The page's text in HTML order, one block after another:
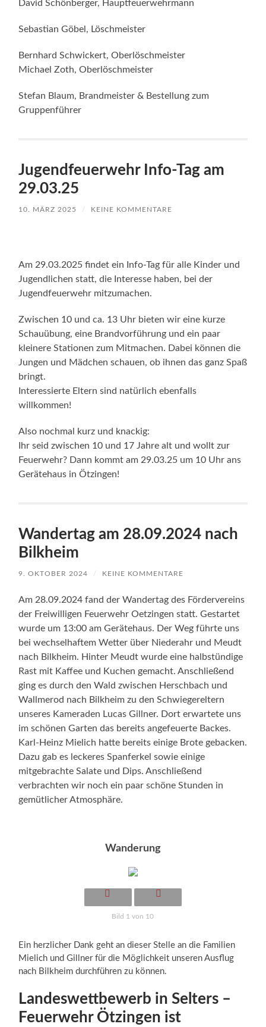
David Schönberger, Hauptfeuerwehrmann
Sebastian Göbel, Löschmeister
Bernhard Schwickert, Oberlöschmeister
Michael Zoth, Oberlöschmeister
Stefan Blaum, Brandmeister & Bestellung zum
Gruppenführer
Jugendfeuerwehr Info-Tag am
29.03.25
10. MÄRZ 2025 / KEINE KOMMENTARE
Am 29.03.2025 findet ein Info-Tag für alle Kinder und
Jugendlichen statt, die Interesse haben, bei der
Jugendfeuerwehr mitzumachen.
Zwischen 10 und ca. 13 Uhr bieten wir eine kurze
Schauübung, eine Brandvorführung und ein paar
kleinere Stationen zum Mitmachen. Dabei können die
Jungen und Mädchen schauen, ob ihnen das ganz Spaß
bringt.
Interessierte Eltern sind natürlich ebenfalls
willkommen!
Also nochmal kurz und knackig:
Ihr seid zwischen 10 und 17 Jahre alt und wollt zur
Feuerwehr? Dann kommt am 29.03.25 um 10 Uhr ans
Gerätehaus in Ötzingen!
Wandertag am 28.09.2024 nach
Bilkheim
9. OKTOBER 2024 / KEINE KOMMENTARE
Am 28.09.2024 fand der Wandertag des Fördervereins
der Freiwilligen Feuerwehr Oetzingen statt. Gestartet
wurde um 13:00 am Gerätehaus. Der Weg führte uns
bei wechselhaftem Wetter über Niederahr und Meudt
nach Bilkheim. Hinter Meudt wurde eine halbstündige
Rast mit Kaffee und Kuchen gemacht. Anschließend
ging es durch den Wald zwischen Herschbach und
Wallmerod nach Bilkheim zu den Schwiegereltern
unseres Kameraden Lucas Gillner. Dort erwartete uns
im schönen Garten das bereits angefeuerte Backes.
Karl-Heinz Mielich hatte bereits einige Brote gebacken.
Dazu gab es leckeres Spanferkel sowie einige
mitgebrachte Salate und Dips. Anschließend
verbrachten wir noch ein paar schöne Stunden in
gemütlicher Atmosphäre.
Wanderung
Bild 1 von 10
Ein herzlicher Dank geht an dieser Stelle an die Familien
Mielich und Gillner für die Möglichkeit unseren Ausflug
nach Bilkheim durchführen zu können.
Landeswettbewerb in Selters –
Feuerwehr Ötzingen ist